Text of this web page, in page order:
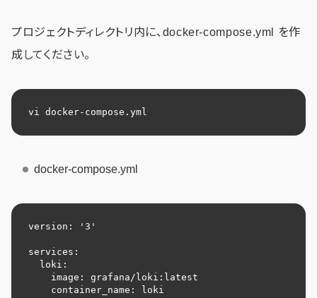
プロジェクトディレクトリ内に、docker-compose.yml を作
成してください。
vi docker-compose.yml
docker-compose.yml
version: '3'
services: